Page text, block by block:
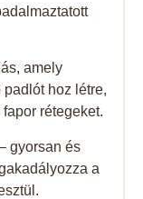
amely
hoz létre,
rétegeket.
gyorsan és
a